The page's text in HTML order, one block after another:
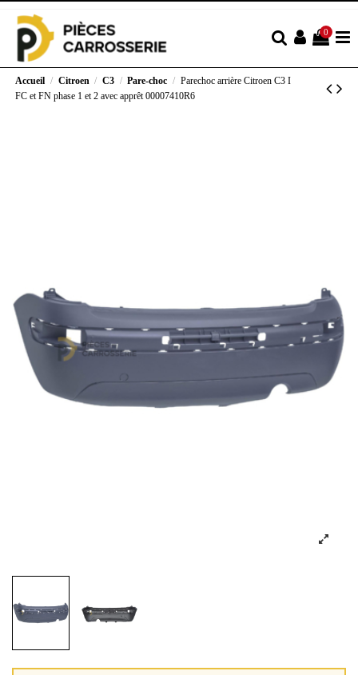
0
Accueil Citroen C3 Pare-choc
Parechoc arrière Citroen C3 I
FC et FN phase 1 et 2 avec apprêt 00007410R6